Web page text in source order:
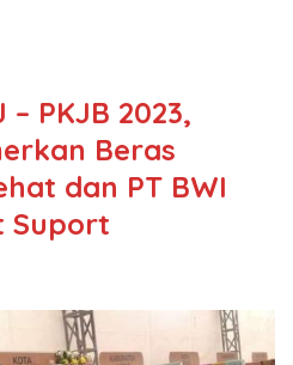
PKJB 2023,
Beras
dan PT BWI
Suport